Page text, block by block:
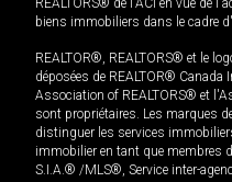
REALTORS® de l'ACI en vue de
biens immobiliers dans le cadre
REALTOR®, REALTORS® et le
déposées de REALTOR® Canada
Association of REALTORS® et
sont propriétaires. Les marques
distinguer les services
immobilier en tant que membres
S.I.A.® /MLS®, Service inter-